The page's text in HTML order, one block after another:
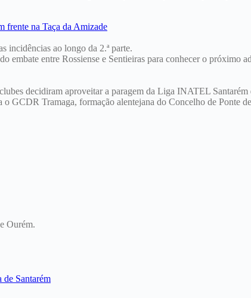
incidências ao longo da 2.ª parte.
embate entre Rossiense e Sentieiras para conhecer o próximo
decidiram aproveitar a paragem da Liga INATEL
GCDR Tramaga, formação alentejana do Concelho de Ponte
Ourém.
Santarém